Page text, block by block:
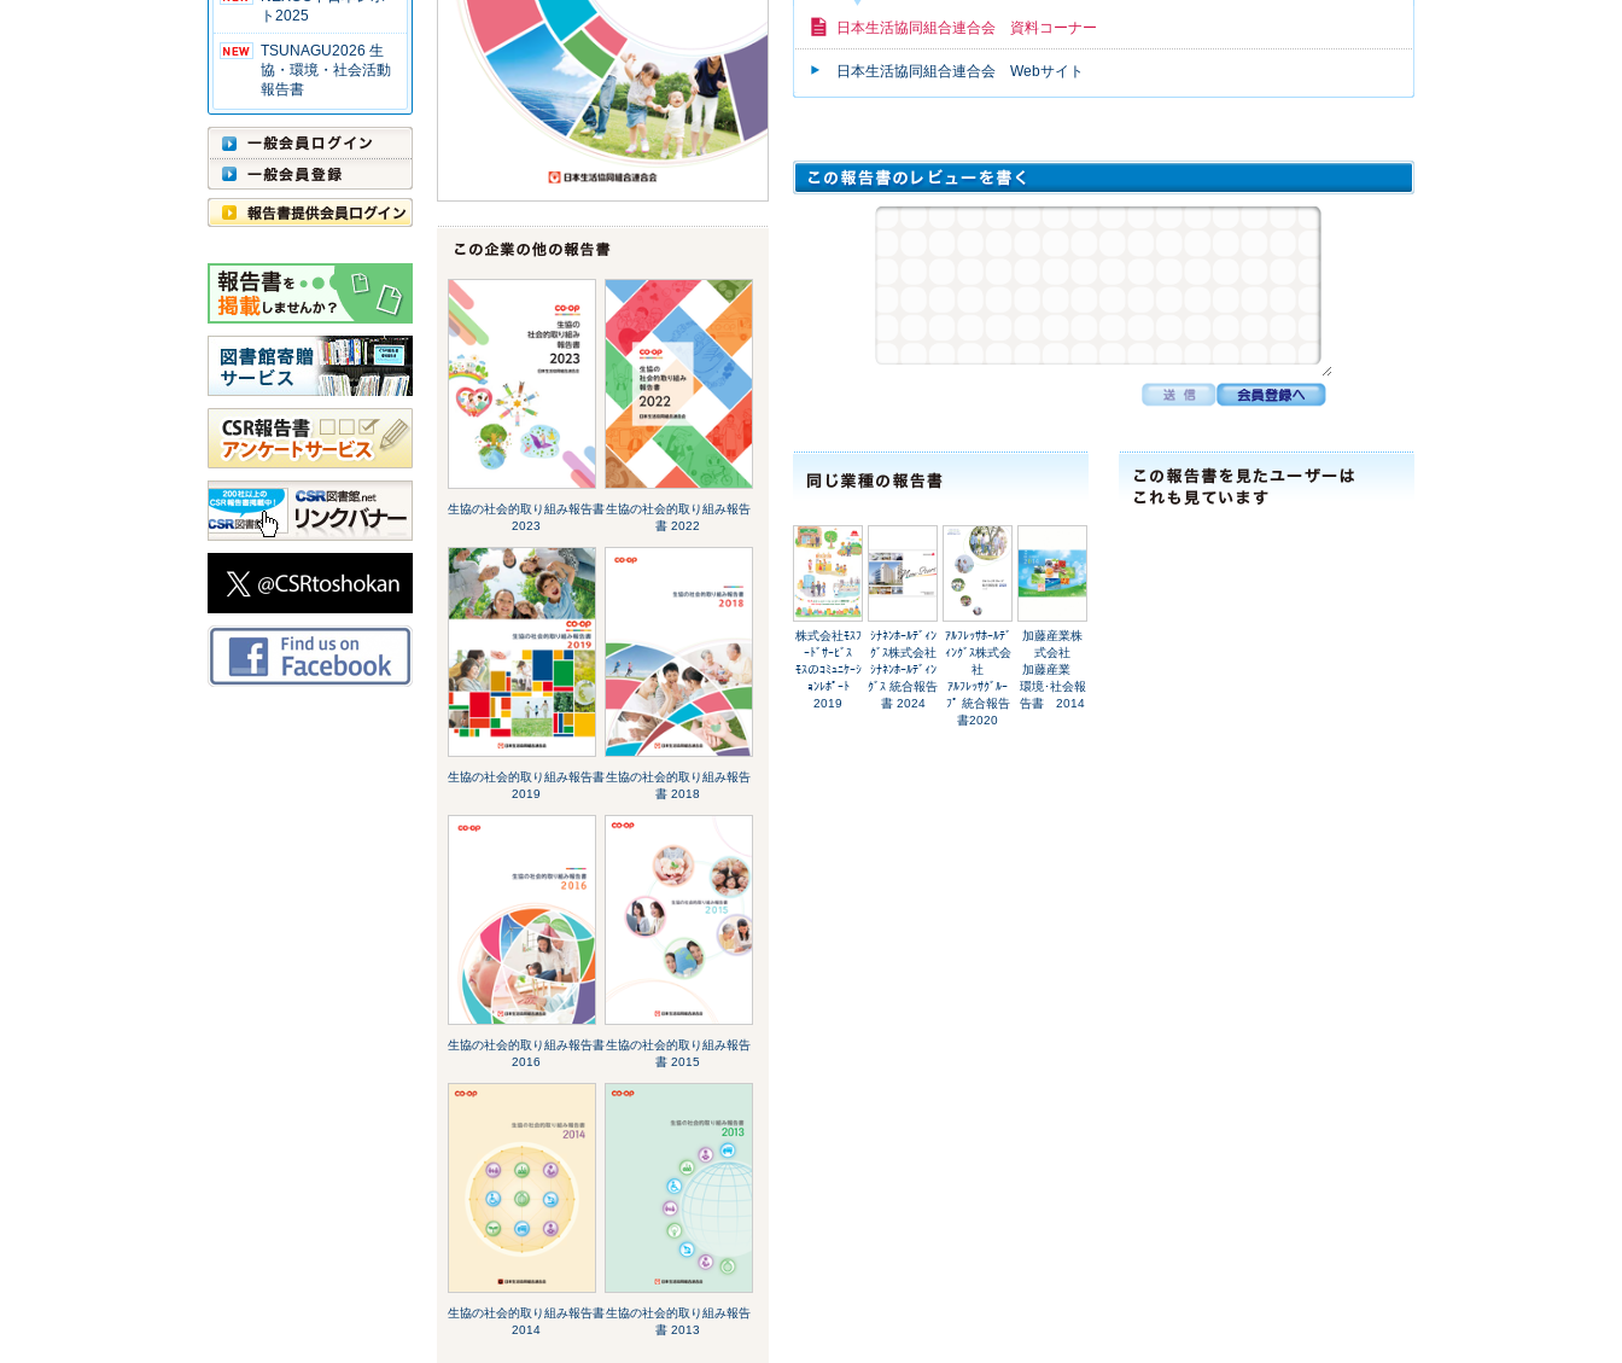
ト2025
TSUNAGU2026 生
協・環境・社会活動
報告書
生協の社会的取り組み報告書
2023
生協の社会的取り組み報告
書 2022
生協の社会的取り組み報告書
2019
生協の社会的取り組み報告
書 2018
生協の社会的取り組み報告書
2016
生協の社会的取り組み報告
書 2015
生協の社会的取り組み報告書
2014
生協の社会的取り組み報告
書 2013
日本生活協同組合連合会 資料コーナー
日本生活協同組合連合会 Webサイト
株式会社ﾓｽﾌ
ｰﾄﾞｻｰﾋﾞｽ
ﾓｽのｺﾐｭﾆｹｰｼ
ｮﾝﾚﾎﾟｰﾄ
2019
ｼﾅﾈﾝﾎｰﾙﾃﾞｨﾝ
ｸﾞｽ株式会社
ｼﾅﾈﾝﾎｰﾙﾃﾞｨﾝ
ｸﾞｽ 統合報告
書 2024
ｱﾙﾌﾚｯｻﾎｰﾙﾃﾞ
ｨﾝｸﾞｽ株式会
社
ｱﾙﾌﾚｯｻｸﾞﾙｰ
ﾌﾟ 統合報告
書2020
加藤産業株
式会社
加藤産業
環境･社会報
告書 2014